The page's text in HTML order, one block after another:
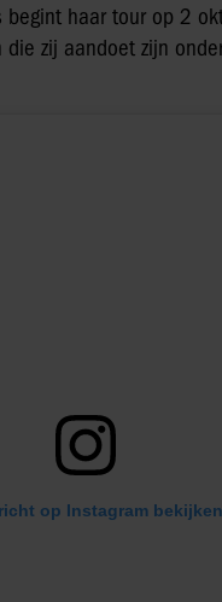
begint haar tour op 2
zij aandoet zijn
op Instagram bekijken